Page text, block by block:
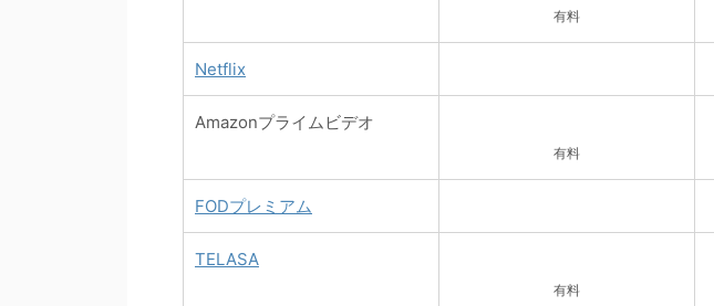
有料
Netflix
Amazonプライムビデオ
有料
FODプレミアム
TELASA
有料